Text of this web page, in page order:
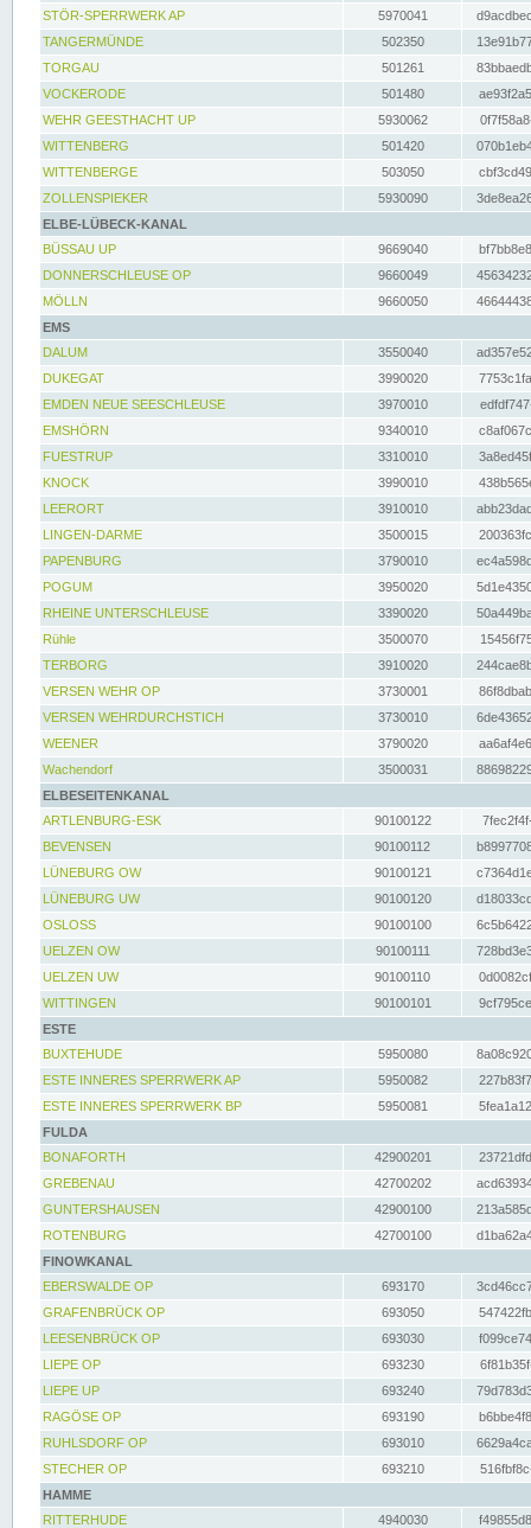
STÖR-SPERRWERK AP 5970041
TANGERMÜNDE
502350
TORGAU
501261
VOCKERODE
501480
WEHR GEESTHACHT UP
5930062
WITTENBERG
501420
WITTENBERGE
503050
ZOLLENSPIEKER
5930090
ELBE-LÜBECK-KANAL
BÜSSAU UP
9669040
DONNERSCHLEUSE OP
9660049
MÖLLN
9660050
EMS
DALUM
3550040
DUKEGAT
3990020
EMDEN NEUE SEESCHLEUSE
3970010
EMSHÖRN
9340010
FUESTRUP
3310010
KNOCK
3990010
LEERORT
3910010
LINGEN-DARME
3500015
PAPENBURG
3790010
POGUM
3950020
RHEINE UNTERSCHLEUSE
3390020
Rühle
3500070
TERBORG
3910020
VERSEN WEHR OP
3730001
VERSEN WEHRDURCHSTICH
3730010
WEENER
3790020
Wachendorf
3500031
ELBESEITENKANAL
ARTLENBURG-ESK
90100122
BEVENSEN
90100112
LÜNEBURG OW
90100121
LÜNEBURG UW
90100120
OSLOSS
90100100
UELZEN OW
90100111
UELZEN UW
90100110
WITTINGEN
90100101
ESTE
BUXTEHUDE
5950080
ESTE INNERES SPERRWERK AP
5950082
ESTE INNERES SPERRWERK BP
5950081
FULDA
BONAFORTH
42900201
GREBENAU
42700202
GUNTERSHAUSEN
42900100
ROTENBURG
42700100
FINOWKANAL
EBERSWALDE OP
693170
GRAFENBRÜCK OP
693050
LEESENBRÜCK OP
693030
LIEPE OP
693230
LIEPE UP
693240
RAGÖSE OP
693190
RUHLSDORF OP
693010
STECHER OP
693210
HAMME
RITTERHUDE
4940030